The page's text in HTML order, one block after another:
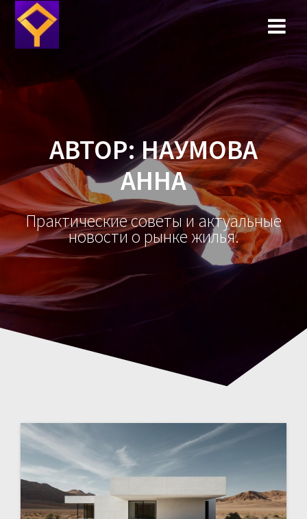
Перейти
к
АВТОР:НАУМОВА
АННА
Практические советы и актуальные
новости о рынке жилья.